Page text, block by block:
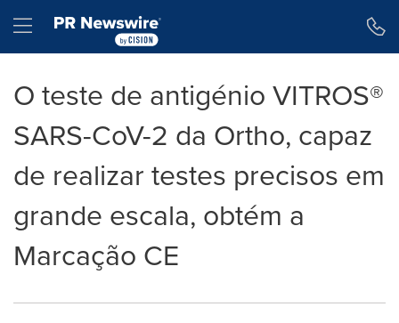
Hamburger menu
O teste de antigénio VITROS®
SARS-CoV-2 da Ortho, capaz
de realizar testes precisos em
grande escala, obtém a
Marcação CE